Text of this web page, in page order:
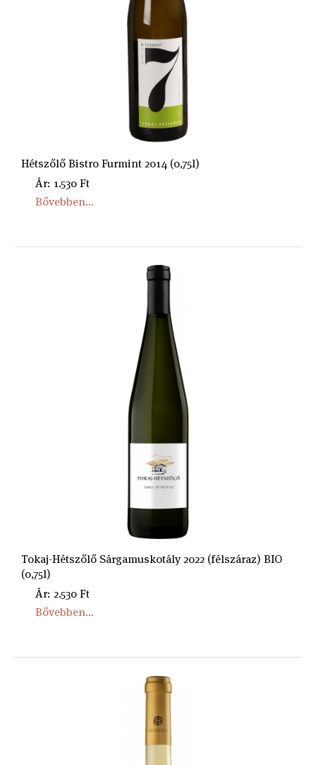
Hétszőlő Bistro Furmint 2014 (0,75l)
Ár: 1.530 Ft
Bővebben...
Tokaj-Hétszőlő Sárgamuskotály 2022 (félszáraz) BIO
(0,75l)
Ár: 2.530 Ft
Bővebben...